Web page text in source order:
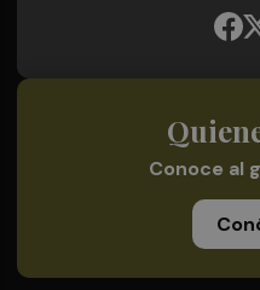
Conoce al